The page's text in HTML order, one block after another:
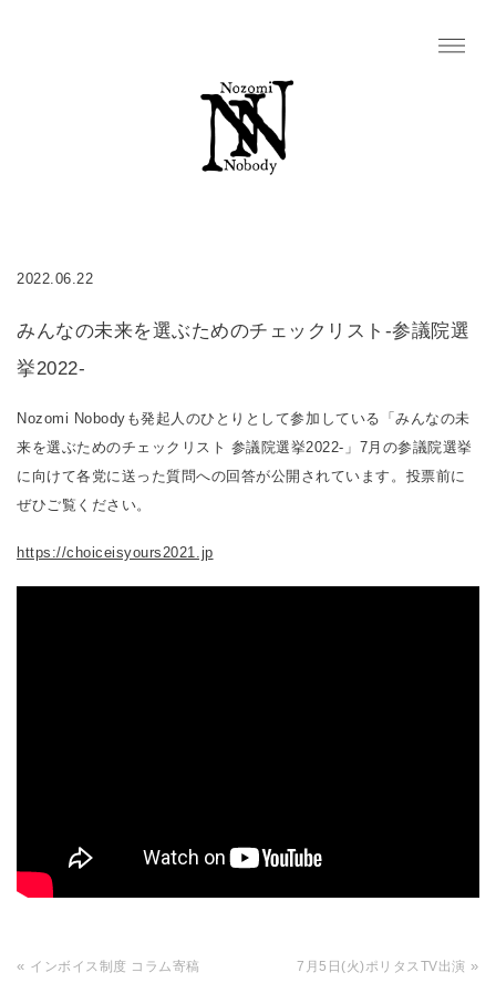
2022.06.22
みんなの未来を選ぶためのチェックリスト-参議院選
挙2022-
Nozomi Nobodyも発起人のひとりとして参加している「みんなの未
来を選ぶためのチェックリスト 参議院選挙2022-」7月の参議院選挙
に向けて各党に送った質問への回答が公開されています。投票前に
ぜひご覧ください。
https://choiceisyours2021.jp
« インボイス制度 コラム寄稿 7月5日(火)ポリタスTV出演 »